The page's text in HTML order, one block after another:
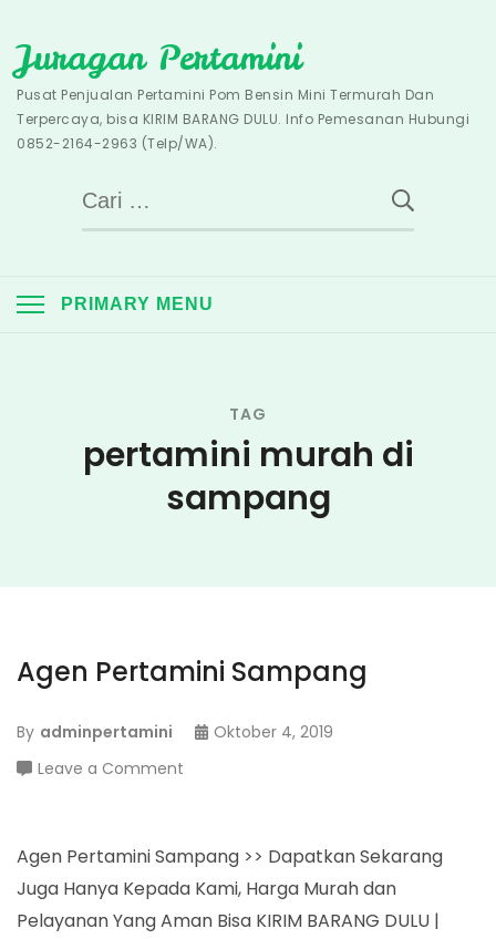
to
content
Juragan Pertamini
Pusat Penjualan Pertamini Pom Bensin Mini Termurah Dan
Terpercaya, bisa KIRIM BARANG DULU. Info Pemesanan Hubungi
0852-2164-2963 (Telp/WA).
Cari
untuk:
PRIMARY MENU
TAG
pertamini murah di
sampang
Agen Pertamini Sampang
By adminpertamini
Oktober 4, 2019
Leave a Comment
Sampang
Agen Pertamini Sampang >> Dapatkan Sekarang
Juga Hanya Kepada Kami, Harga Murah dan
Pelayanan Yang Aman Bisa KIRIM BARANG DULU |